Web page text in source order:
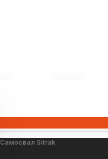
Самосвал Sitrak